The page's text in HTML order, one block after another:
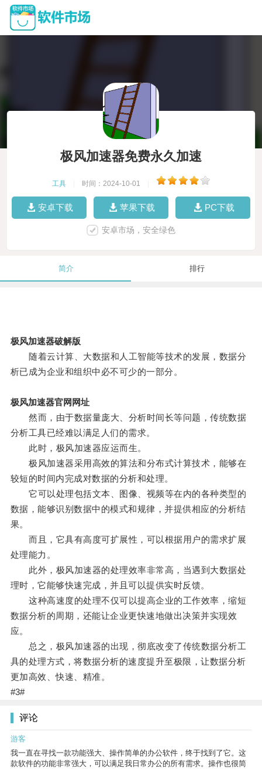
极风加速器免费永久加速
工具 时间：2024-10-01
安卓下载 苹果下载 PC下载
安卓市场，安全绿色
简介 排行
极风加速器破解版
随着云计算、大数据和人工智能等技术的发展，数据分
析已成为企业和组织中必不可少的一部分。
极风加速器官网网址
然而，由于数据量庞大、分析时间长等问题，传统数据
分析工具已经难以满足人们的需求。
此时，极风加速器应运而生。
极风加速器采用高效的算法和分布式计算技术，能够在
较短的时间内完成对数据的分析和处理。
它可以处理包括文本、图像、视频等在内的各种类型的
数据，能够识别数据中的模式和规律，并提供相应的分析结
果。
而且，它具有高度可扩展性，可以根据用户的需求扩展
处理能力。
此外，极风加速器的处理效率非常高，当遇到大数据处
理时，它能够快速完成，并且可以提供实时反馈。
这种高速度的处理不仅可以提高企业的工作效率，缩短
数据分析的周期，还能让企业更快速地做出决策并实现效
应。
总之，极风加速器的出现，彻底改变了传统数据分析工
具的处理方式，将数据分析的速度提升至极限，让数据分析
更加高效、快速、精准。
#3#
评论
游客
我一直在寻找一款功能强大、操作简单的办公软件，终于找到了它。这
款软件的功能非常强大，可以满足我日常办公的所有需求。操作也很简